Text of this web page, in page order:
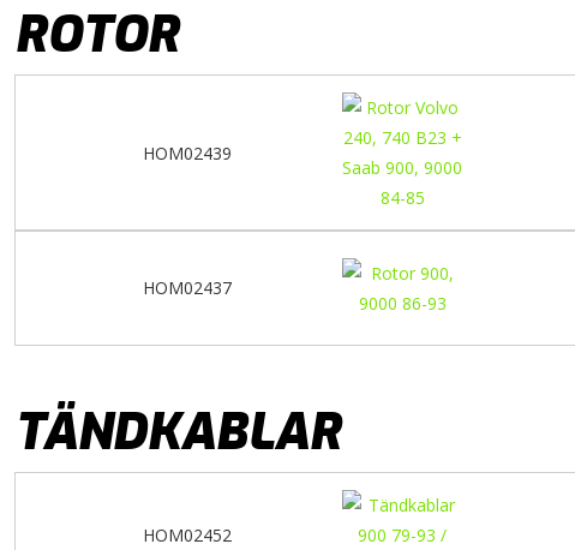
ROTOR
HOM02439
HOM02437
TÄNDKABLAR
HOM02452